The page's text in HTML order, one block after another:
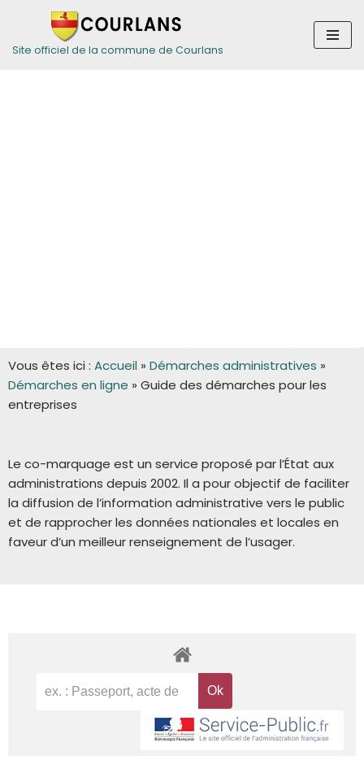
Aller
Site officiel de la commune de Courlans
Vous êtes ici : Accueil » Démarches administratives »
Démarches en ligne » Guide des démarches pour les
entreprises
Le co-marquage est un service proposé par l’État aux
administrations depuis 2002. Il a pour objectif de faciliter
la diffusion de l’information administrative vers le public
et de rapprocher les données nationales et locales en
faveur d’un meilleur renseignement de l’usager.